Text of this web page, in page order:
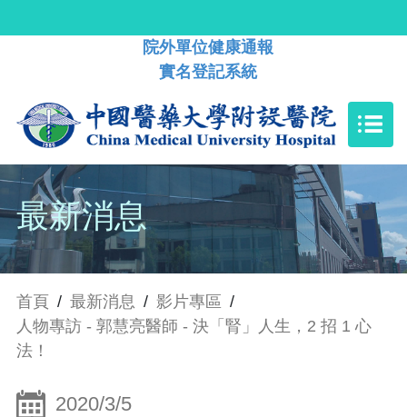
院外單位健康通報
實名登記系統
最新消息
首頁 / 最新消息 / 影片專區 /
人物專訪 - 郭慧亮醫師 - 決「腎」人生，2 招 1 心
法！
2020/3/5